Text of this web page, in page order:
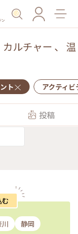
ン
カルチャー 、 温
ト アクティ
投稿
静岡